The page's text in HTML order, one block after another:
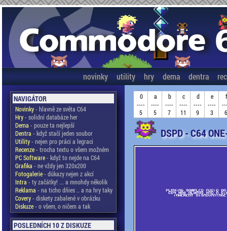
novinky utility hry dema dentra
NAVIGÁTOR
Novinky- hlavně ze světa C64
Hry- solidní databáze her
Dema - pouze ta nejlepší
Dentra - když stačí jeden soubor
Utility- nejen pro práci a legraci
Recenze- trocha textu o všem možném
PC Software- když to nejde na C64
Grafika - ne vždy jen 320x200
Fotogalerie- důkazy nejen z akcí
Intra - ty začátky! ... a mnohdy několik
Reklama - na ticho dňies .. a na hry taky
Covery- diskety zabalené v obrázku
Diskuze- o všem, o ničem a tak
POSLEDNÍCH 10 Z DISKUZE
0
----
5
a
----
5
b
----
7
c
----
11
d
----
9
e
----
3
f
6
DSPD - C64